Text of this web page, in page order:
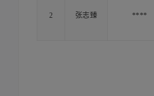
2 张志臻 ****